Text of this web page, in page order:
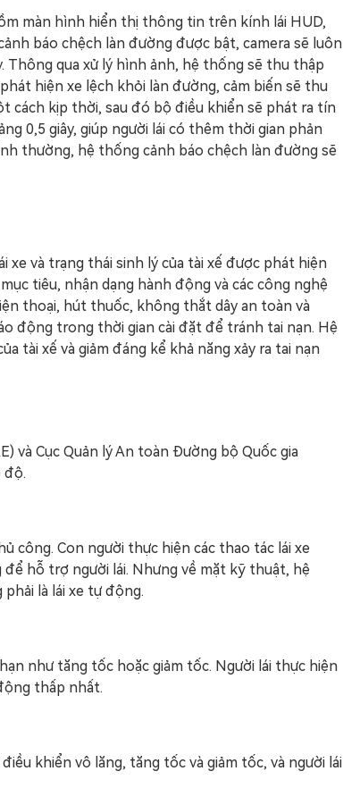
màn hình hiển thị thông tin trên kính lái HUD,
báo chệch làn đường được bật, camera sẽ luôn
Thông qua xử lý hình ảnh, hệ thống sẽ thu thập
hiện xe lệch khỏi làn đường, cảm biến sẽ thu
cách kịp thời, sau đó bộ điều khiển sẽ phát ra tín
0,5 giây, giúp người lái có thêm thời gian phản
thường, hệ thống cảnh báo chệch làn đường sẽ
xe và trạng thái sinh lý của tài xế được phát hiện
tiêu, nhận dạng hành động và các công nghệ
thoại, hút thuốc, không thắt dây an toàn và
động trong thời gian cài đặt để tránh tai nạn. Hệ
tài xế và giảm đáng kể khả năng xảy ra tai nạn
và Cục Quản lý An toàn Đường bộ Quốc gia
độ.
công. Con người thực hiện các thao tác lái xe
hỗ trợ người lái. Nhưng về mặt kỹ thuật, hệ
là lái xe tự động.
như tăng tốc hoặc giảm tốc. Người lái thực hiện
thấp nhất.
khiển vô lăng, tăng tốc và giảm tốc, và người lái